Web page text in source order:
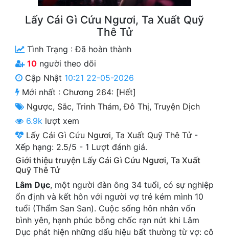
Cạnh Kỹ
Cổ Tiên Hiệp
Cổ Đại
Du Hí
Dã Sử
Dị Năng
Gia Đấu
Góc Nhìn Nam
Góc Nhìn Nữ
Huyền Huyễn
Lấy Cái Gì Cứu Ngươi, Ta Xuất Quỹ
Thê Tử
Tình Trạng :Đã hoàn thành
10 người theo dõi
Cập Nhật 10:21 22-05-2026
Mới nhất : Chương 264: [Hết]
Ngược, Sắc, Trinh Thám,Đô Thị, Truyện Dịch
6.9k lượt xem
Lấy Cái Gì Cứu Ngươi, Ta Xuất Quỹ Thê Tử -
Xếp hạng: 2.5/5 - 1 Lượt đánh giá.
Giới thiệu truyện Lấy Cái Gì Cứu Ngươi, Ta Xuất
Quỹ Thê Tử
Lâm Dục, một người đàn ông 34 tuổi, có sự nghiệp
ổn định và kết hôn với người vợ trẻ kém mình 10
tuổi (Thẩm San San). Cuộc sống hôn nhân vốn
bình yên, hạnh phúc bỗng chốc rạn nứt khi Lâm
Dục phát hiện những dấu hiệu bất thường từ vợ: cô